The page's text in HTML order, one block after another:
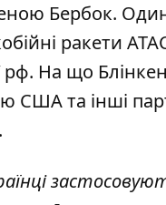
Бербок. Один
ракети
рф. На що
США та інші